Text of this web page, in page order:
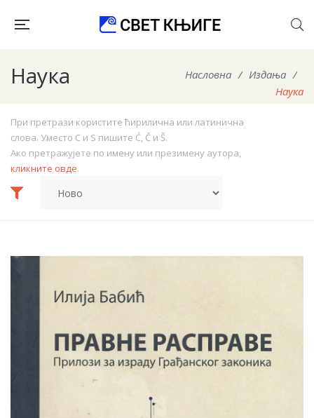
Наука Насловна / Издања /
Наука
При претрази користите ћирилична или латинична
слова. Уместо C и S пишите Ć, Č и Š.
Ако претражујете по имену или презимену аутора,
кликните овде.